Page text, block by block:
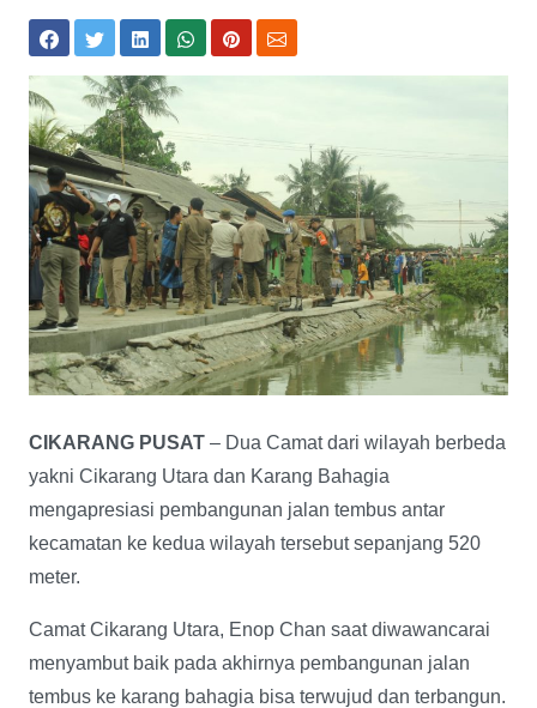
CIKARANG PUSAT – Dua Camat dari wilayah berbeda
yakni Cikarang Utara dan Karang Bahagia
mengapresiasi pembangunan jalan tembus antar
kecamatan ke kedua wilayah tersebut sepanjang 520
meter.
Camat Cikarang Utara, Enop Chan saat diwawancarai
menyambut baik pada akhirnya pembangunan jalan
tembus ke karang bahagia bisa terwujud dan terbangun.